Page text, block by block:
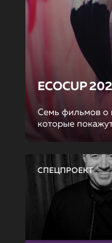
ECOCUP
Семь фильмов о
которые
СПЕЦПРОЕКТ